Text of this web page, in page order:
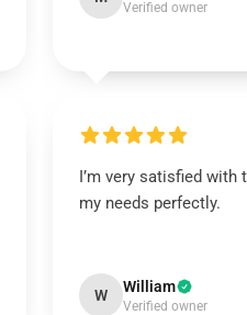
Verified owner
I’m very satisfied with
my needs perfectly.
W William
Verified owner